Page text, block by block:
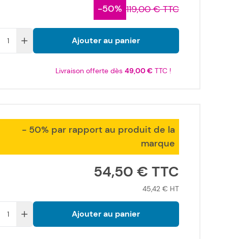
-50% 119,00 €
Ajouter au panier
Livraison offerte dès 49,00 €TTC !
- 50% par rapport au produit de la
marque
54,50 €
45,42 €
Ajouter au panier